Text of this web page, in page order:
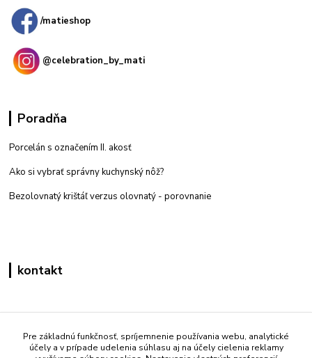
/matieshop
@celebration_by_mati
Poradňa
Porcelán s označením II. akosť
Ako si vybrať správny kuchynský nôž?
Bezolovnatý krištáľ verzus olovnatý - porovnanie
kontakt
+421 908 861 051
(Po - Pia 7:30-15:30)
Pre základnú funkčnosť, spríjemnenie používania webu, analytické
účely a v prípade udelenia súhlasu aj na účely cielenia reklamy